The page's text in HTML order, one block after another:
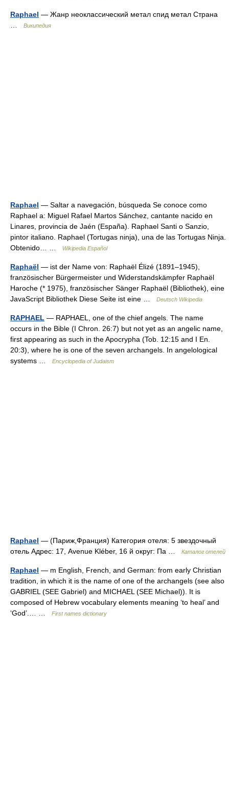
Raphael — Жанр неоклассический метал спид метал Страна
Википедия
Raphael — Saltar a navegación, búsqueda Se conoce como
Raphael a: Miguel Rafael Martos Sánchez, cantante nacido en
Linares, provincia de Jaén (España). Raphael Santi o Sanzio,
pintor italiano. Raphael (Tortugas ninja), una de las Tortugas Ninja.
Obtenido… …
Wikipedia Español
Raphaël — ist der Name von: Raphaël Élizé (1891–1945),
französischer Bürgermeister und Widerstandskämpfer Raphaël
Haroche (* 1975), französischer Sänger Raphaël (Bibliothek), eine
JavaScript Bibliothek Diese Seite ist eine …
Deutsch Wikipedia
RAPHAEL — RAPHAEL, one of the chief angels. The name
occurs in the Bible (I Chron. 26:7) but not yet as an angelic name,
first appearing as such in the Apocrypha (Tob. 12:15 and I En.
20:3), where he is one of the seven archangels. In angelological
systems …
Encyclopedia of Judaism
Raphael — (Париж,Франция) Категория отеля: 5 звездочный
отель Адрес: 17, Avenue Kléber, 16 й округ: Па …
Каталог отелей
Raphael — m English, French, and German: from early Christian
tradition, in which it is the name of one of the archangels (see also
GABRIEL (SEE Gabriel) and MICHAEL (SEE Michael)). It is
composed of Hebrew vocabulary elements meaning ‘to heal’ and
‘God’.… …
First names dictionary